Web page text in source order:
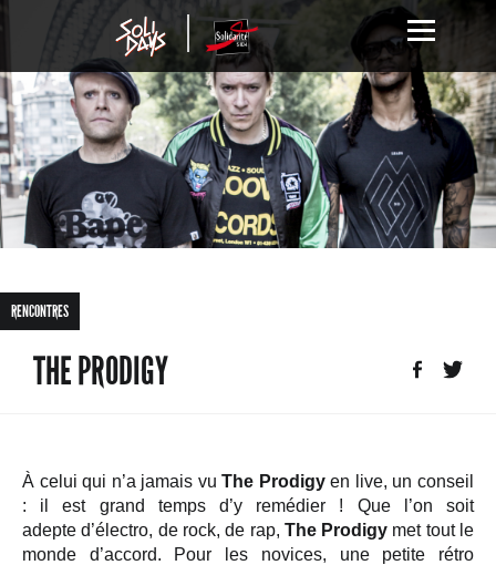
RENCONTRES
THE PRODIGY
À celui qui n’a jamais vuThe Prodigyen live, un conseil
: il est grand temps d’y remédier ! Que l’on soit
adepte d’électro, de rock, de rap, The Prodigy met tout le
monde d’accord. Pour les novices, une petite rétro